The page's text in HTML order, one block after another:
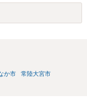
分析すべき事案です。
されたい場合には、労
も通じた弁護士等に相
か市
常陸大宮市